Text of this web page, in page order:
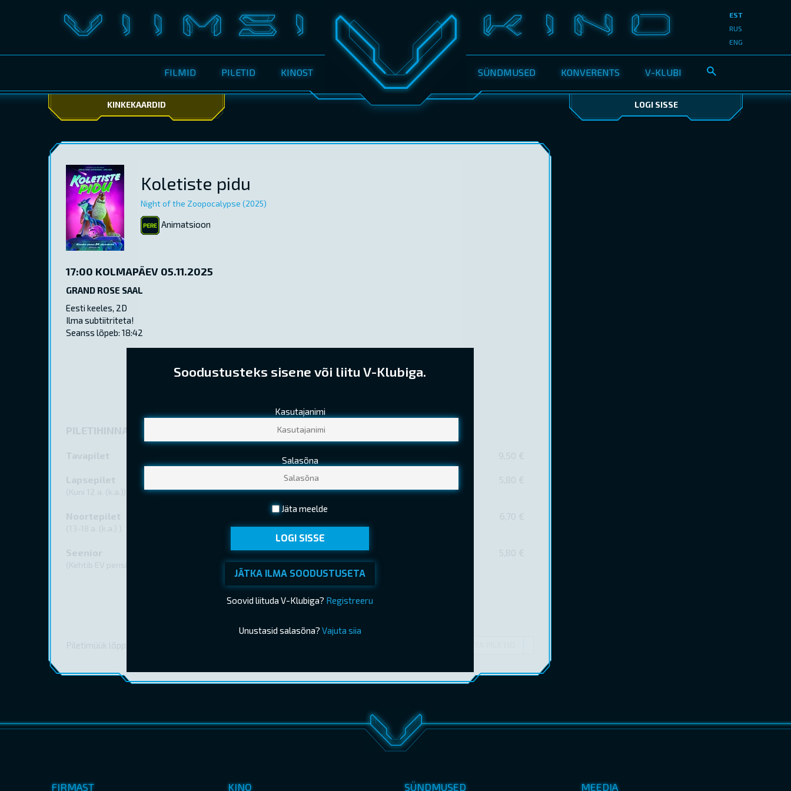
FILMID PILETID KINOST SÜNDMUSED KONVERENTS V-KLUBI
EST
RUS
ENG
KINKEKAARDID LOGI SISSE
Koletiste pidu
Night of the Zoopocalypse (2025)
Animatsioon
17:00 KOLMAPÄEV 05.11.2025
GRAND ROSE SAAL
Eesti keeles, 2D
Ilma subtiitriteta!
Seanss lõpeb: 18:42
Soodustusteks sisene või liitu V-Klubiga.
Kasutajanimi
Salasõna
Jäta meelde
LOGI SISSE
JÄTKA ILMA SOODUSTUSETA
Soovid liituda V-Klubiga? Registreeru
Unustasid salasõna? Vajuta siia
(Kehtib EV pensionitunnistuse esitamisel)
FIRMAST KINO SÜNDMUSED MEEDIA